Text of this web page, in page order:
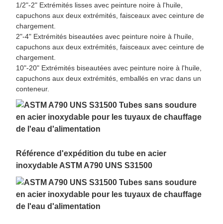
1/2"-2" Extrémités lisses avec peinture noire à l'huile,
capuchons aux deux extrémités, faisceaux avec ceinture de
chargement.
2"-4" Extrémités biseautées avec peinture noire à l'huile,
capuchons aux deux extrémités, faisceaux avec ceinture de
chargement.
10"-20" Extrémités biseautées avec peinture noire à l'huile,
capuchons aux deux extrémités, emballés en vrac dans un
conteneur.
Référence d'expédition du tube en acier
inoxydable ASTM A790 UNS S31500